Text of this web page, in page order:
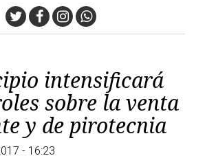
TwitterFacebook
Instagram
Whatsapp
intensificará
sobre la venta
y de pirotecnia
- 16:23